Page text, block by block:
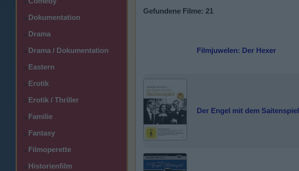
>
>Dokumentation
>Drama
>Drama / Dokumentation
>Eastern
>Erotik
>Erotik / Thriller
>Familie
>Fantasy
>Filmoperette
>Historienfilm
Gefundene Filme: 21
Filmjuwelen: Der Hexer
Der Engel mit dem Saitenspiel